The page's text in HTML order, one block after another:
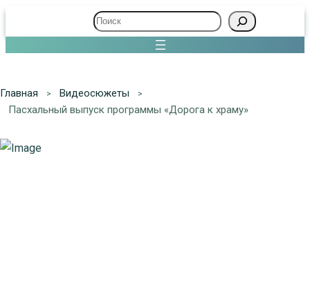
Поиск
Главная
Видеосюжеты
Пасхальный выпуск программы «Дорога к храму»